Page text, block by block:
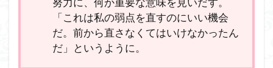
「これは私の弱点を直すのにいい機会
だ。前から直さなくてはいけなかったん
だ」というように。